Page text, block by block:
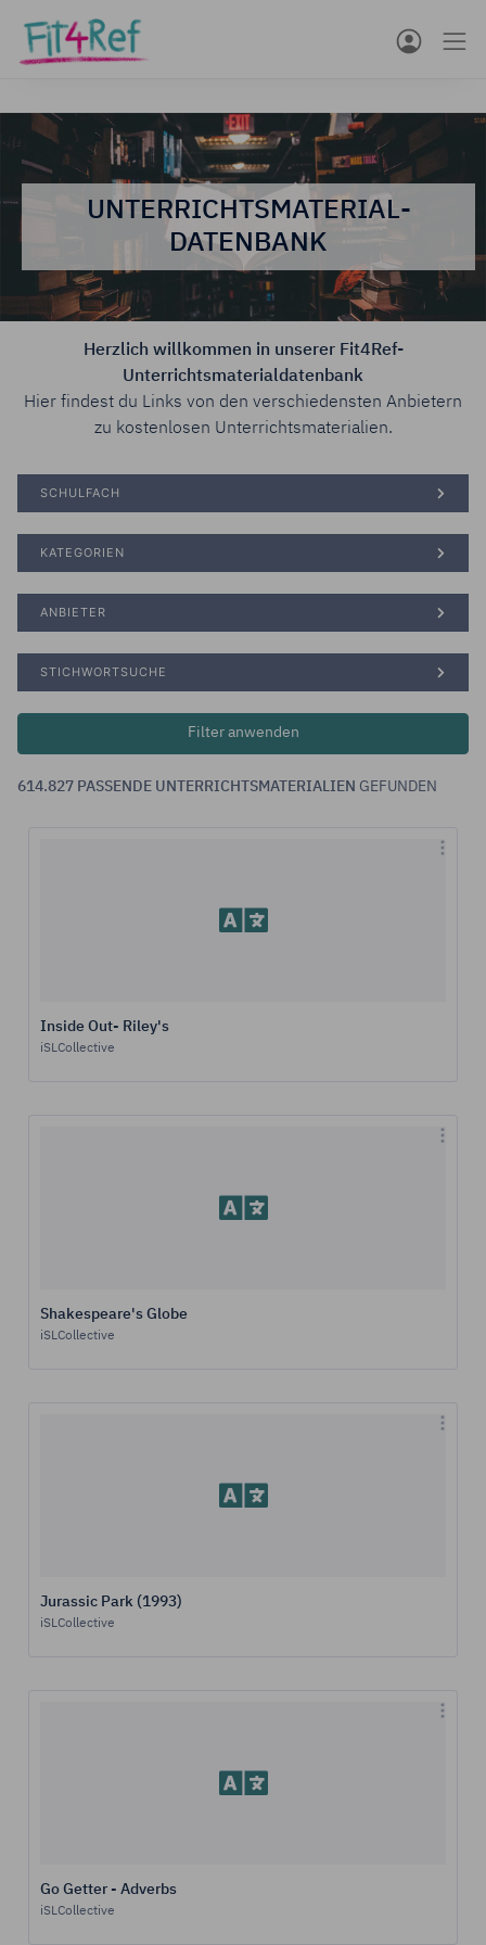
UNTERRICHTSMATERIAL­
DATENBANK
Herzlich willkommen in unserer Fit4Ref-
Unterrichtsmaterialdatenbank
Hier findest du Links von den verschiedensten Anbietern
zu kostenlosen Unterrichtsmaterialien.
SCHULFACH
KATEGORIEN
ANBIETER
STICHWORTSUCHE
614.827 PASSENDE UNTERRICHTSMATERIALIEN GEFUNDEN
Inside Out- Riley's
iSLCollective
Shakespeare's Globe
iSLCollective
Jurassic Park (1993)
iSLCollective
Go Getter - Adverbs
iSLCollective